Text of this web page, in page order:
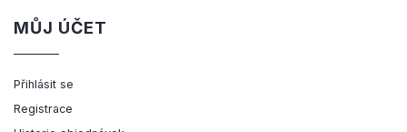
MŮJ ÚČET
Přihlásit se
Registrace